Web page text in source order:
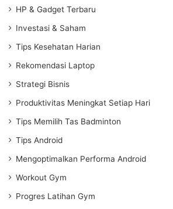
HP & Gadget Terbaru
Investasi & Saham
Tips Kesehatan Harian
Rekomendasi Laptop
Strategi Bisnis
Produktivitas Meningkat Setiap Hari
Tips Memilih Tas Badminton
Tips Android
Mengoptimalkan Performa Android
Workout Gym
Progres Latihan Gym